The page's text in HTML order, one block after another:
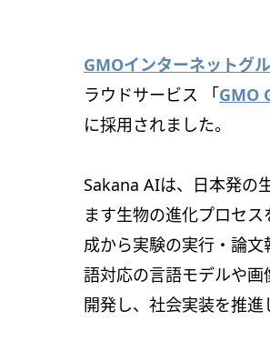
GMOインターネットグ
ラウドサービス 「GMO
に採用されました。
Sakana AIは、日本発の
ます生物の進化プロセ
成から実験の実行・論
語対応の言語モデルや
開発し、社会実装を推進